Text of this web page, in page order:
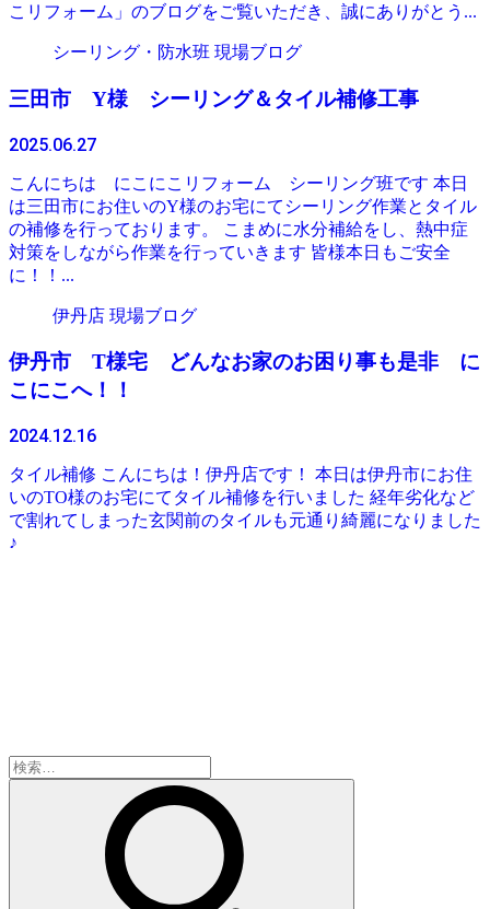
こリフォーム」のブログをご覧いただき、誠にありがとう...
シーリング・防水班 現場ブログ
三田市 Y様 シーリング＆タイル補修工事
2025.06.27
こんにちは にこにこリフォーム シーリング班です 本日
は三田市にお住いのY様のお宅にてシーリング作業とタイル
の補修を行っております。 こまめに水分補給をし、熱中症
対策をしながら作業を行っていきます 皆様本日もご安全
に！！...
伊丹店 現場ブログ
伊丹市 T様宅 どんなお家のお困り事も是非 に
こにこへ！！
2024.12.16
タイル補修 こんにちは！伊丹店です！ 本日は伊丹市にお住
いのTO様のお宅にてタイル補修を行いました 経年劣化など
で割れてしまった玄関前のタイルも元通り綺麗になりました
♪
検
索: